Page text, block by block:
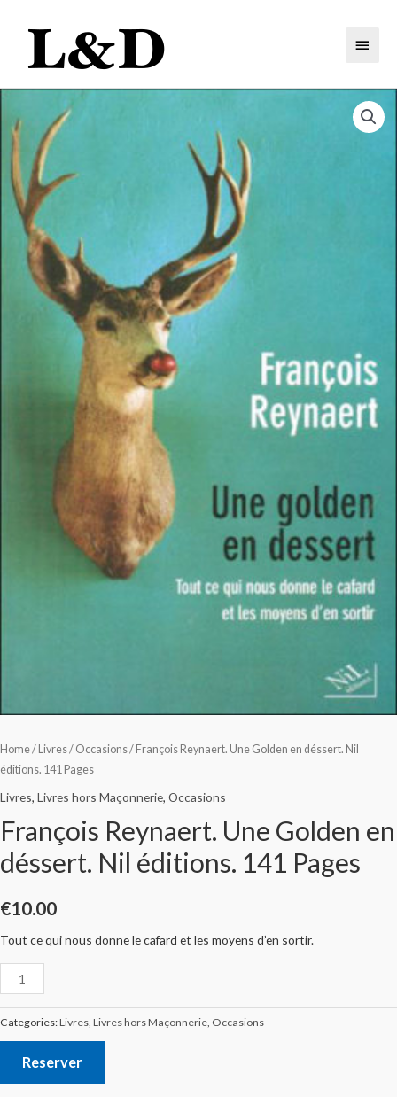
Home/ Livres/ Occasions/ François Reynaert. Une Golden en déssert. Nil
éditions. 141 Pages
Livres, Livres hors Maçonnerie, Occasions
François Reynaert. Une Golden en
déssert. Nil éditions. 141 Pages
€10.00
Tout ce qui nous donne le cafard et les moyens d’en sortir.
Categories:Livres Livres hors Maçonnerie Occasions
Reserver